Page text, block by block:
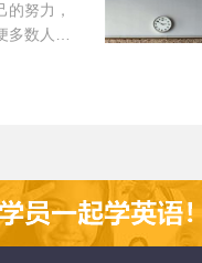
的努力，
数人在
，到头